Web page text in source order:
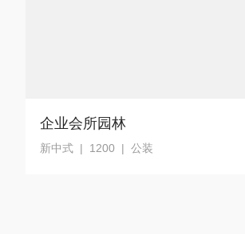
企业会所园林
新中式 | 1200 | 公装